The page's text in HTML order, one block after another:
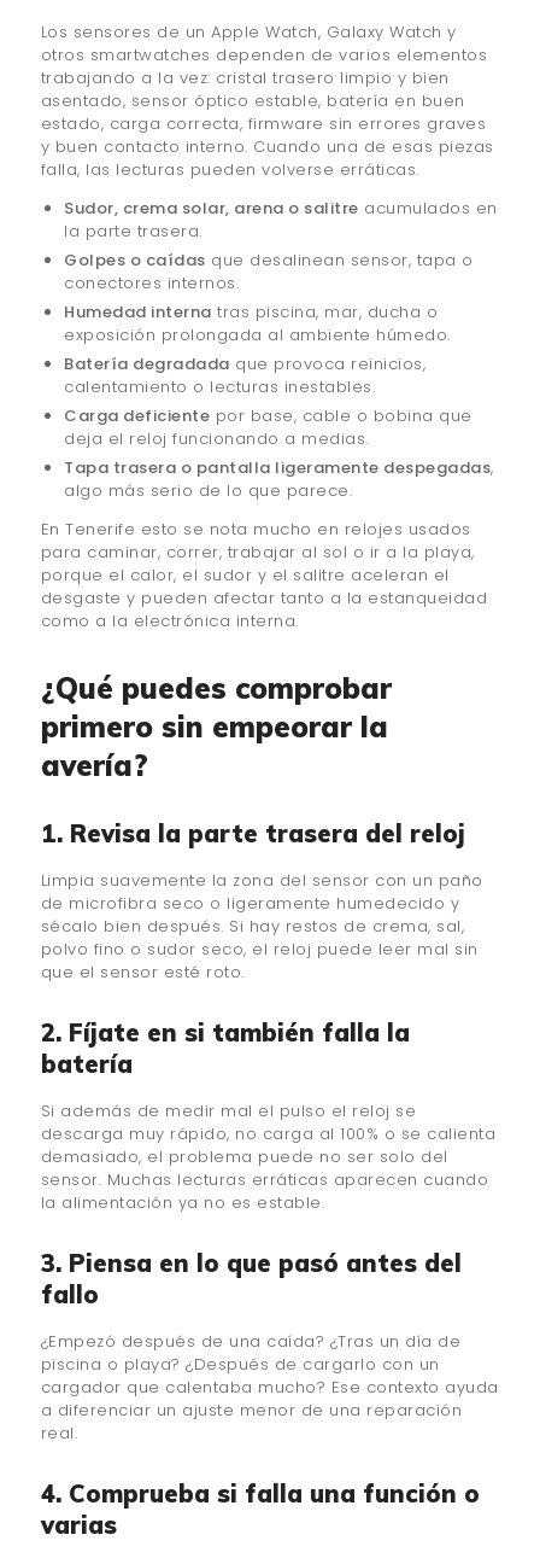
Los sensores de un Apple Watch, Galaxy Watch y
otros smartwatches dependen de varios elementos
trabajando a la vez: cristal trasero limpio y bien
asentado, sensor óptico estable, batería en buen
estado, carga correcta, firmware sin errores graves
y buen contacto interno. Cuando una de esas piezas
falla, las lecturas pueden volverse erráticas.
Sudor, crema solar, arena o salitre acumulados en
la parte trasera.
Golpes o caídas que desalinean sensor, tapa o
conectores internos.
Humedad interna tras piscina, mar, ducha o
exposición prolongada al ambiente húmedo.
Batería degradada que provoca reinicios,
calentamiento o lecturas inestables.
Carga deficiente por base, cable o bobina que
deja el reloj funcionando a medias.
Tapa trasera o pantalla ligeramente despegadas,
algo más serio de lo que parece.
En Tenerife esto se nota mucho en relojes usados
para caminar, correr, trabajar al sol o ir a la playa,
porque el calor, el sudor y el salitre aceleran el
desgaste y pueden afectar tanto a la estanqueidad
como a la electrónica interna.
¿Qué puedes comprobar
primero sin empeorar la
avería?
1. Revisa la parte trasera del reloj
Limpia suavemente la zona del sensor con un paño
de microfibra seco o ligeramente humedecido y
sécalo bien después. Si hay restos de crema, sal,
polvo fino o sudor seco, el reloj puede leer mal sin
que el sensor esté roto.
2. Fíjate en si también falla la
batería
Si además de medir mal el pulso el reloj se
descarga muy rápido, no carga al 100% o se calienta
demasiado, el problema puede no ser solo del
sensor. Muchas lecturas erráticas aparecen cuando
la alimentación ya no es estable.
3. Piensa en lo que pasó antes del
fallo
¿Empezó después de una caída? ¿Tras un día de
piscina o playa? ¿Después de cargarlo con un
cargador que calentaba mucho? Ese contexto ayuda
a diferenciar un ajuste menor de una reparación
real.
4. Comprueba si falla una función o
varias